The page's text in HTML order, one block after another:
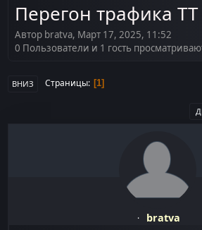
Перегон трафика ТТ
Автор bratva, Март 17, 2025, 11:52
0 Пользователи и 1 гость
ВНИЗ Страницы 1
bratva